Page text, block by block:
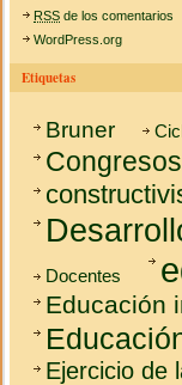
RSS de los comentarios
WordPress.org
Etiquetas
Bruner
Docentes
Educación
Ejercicio de